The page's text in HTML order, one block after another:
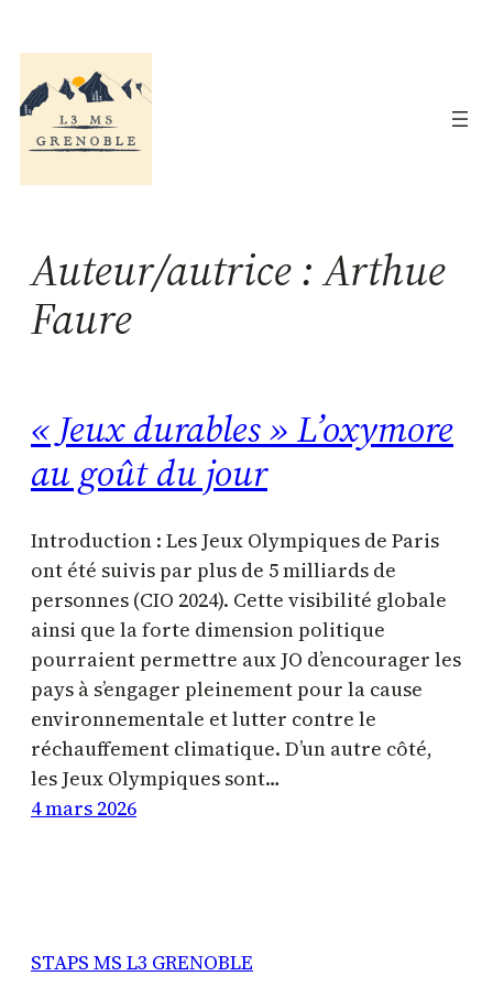
au
contenu
Auteur/autrice :Arthue
Faure
« Jeux durables » L’oxymore
au goût du jour
Introduction : Les Jeux Olympiques de Paris
ont été suivis par plus de 5 milliards de
personnes (CIO 2024). Cette visibilité globale
ainsi que la forte dimension politique
pourraient permettre aux JO d’encourager les
pays à s’engager pleinement pour la cause
environnementale et lutter contre le
réchauffement climatique. D’un autre côté,
les Jeux Olympiques sont…
4 mars 2026
STAPS MS L3 GRENOBLE